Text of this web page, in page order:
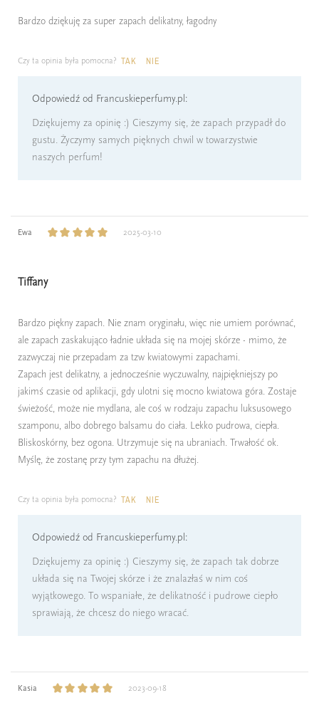
Bardzo dziękuję za super zapach delikatny, łagodny
Czy ta opinia była pomocna? TAK NIE
Odpowiedź od Francuskieperfumy.pl:
Dziękujemy za opinię :) Cieszymy się, że zapach przypadł do
gustu. Życzymy samych pięknych chwil w towarzystwie
naszych perfum!
Ewa 2025-03-10
Tiffany
Bardzo piękny zapach. Nie znam oryginału, więc nie umiem porównać,
ale zapach zaskakująco ładnie układa się na mojej skórze - mimo, że
zazwyczaj nie przepadam za tzw kwiatowymi zapachami.
Zapach jest delikatny, a jednocześnie wyczuwalny, najpiękniejszy po
jakimś czasie od aplikacji, gdy ulotni się mocno kwiatowa góra. Zostaje
świeżość, może nie mydlana, ale coś w rodzaju zapachu luksusowego
szamponu, albo dobrego balsamu do ciała. Lekko pudrowa, ciepła.
Bliskoskórny, bez ogona. Utrzymuje się na ubraniach. Trwałość ok.
Myślę, że zostanę przy tym zapachu na dłużej.
Czy ta opinia była pomocna? TAK NIE
Odpowiedź od Francuskieperfumy.pl:
Dziękujemy za opinię :) Cieszymy się, że zapach tak dobrze
układa się na Twojej skórze i że znalazłaś w nim coś
wyjątkowego. To wspaniałe, że delikatność i pudrowe ciepło
sprawiają, że chcesz do niego wracać.
Kasia 2023-09-18